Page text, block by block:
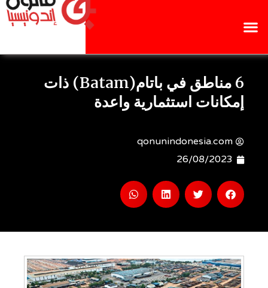
6 مناطق في باتام(Batam) ذات
إمكانات استثمارية واعدة
qonunindonesia.com
26/08/2023